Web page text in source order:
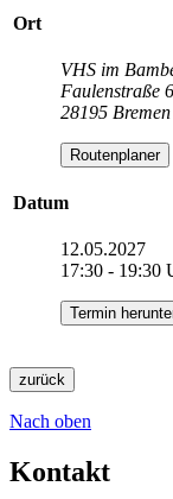
Ort
VHS im
Faulenstraße
28195 Bremen
Routenplaner
Datum
12.05.2027
17:30 - 19:30
Termin
zurück
Nach oben
Kontakt